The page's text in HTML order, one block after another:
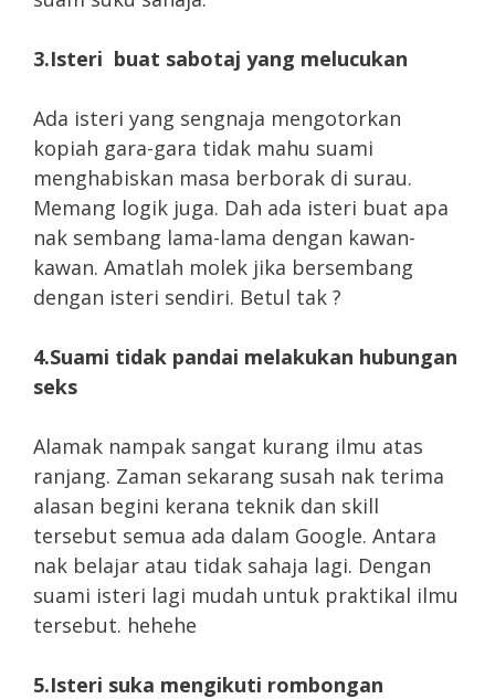
3.Isteri buat sabotaj yang melucukan
Ada isteri yang sengnaja mengotorkan
kopiah gara-gara tidak mahu suami
menghabiskan masa berborak di surau.
Memang logik juga. Dah ada isteri buat apa
nak sembang lama-lama dengan kawan-
kawan. Amatlah molek jika bersembang
dengan isteri sendiri. Betul tak ?
4.Suami tidak pandai melakukan hubungan
seks
Alamak nampak sangat kurang ilmu atas
ranjang. Zaman sekarang susah nak terima
alasan begini kerana teknik dan skill
tersebut semua ada dalam Google. Antara
nak belajar atau tidak sahaja lagi. Dengan
suami isteri lagi mudah untuk praktikal ilmu
tersebut. hehehe
5.Isteri suka mengikuti rombongan